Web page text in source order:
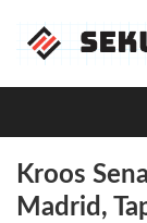
Kroos
Madrid,